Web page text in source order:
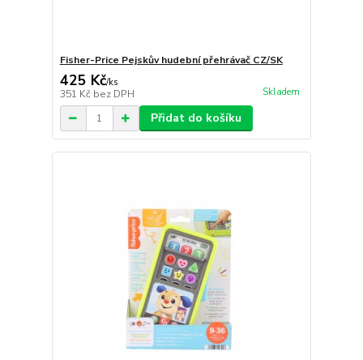
Fisher-Price Pejskův hudební přehrávač CZ/SK
425 Kč/ks
351 Kč bez DPH Skladem
Přidat do košíku